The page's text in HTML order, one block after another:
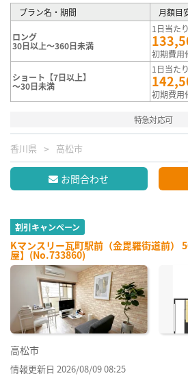
プラン名・期間 月額目
ロング
30日以上～360日未満
1日当た
初期費用
ショート【7日以上】
～30日未満
1日当た
初期費用
特急対応可
香川県 高松市
お問合わせ
割引キャンペーン
Kマンスリー瓦町駅前（金毘羅街道前）
屋】(No.733860)
高松市
情報更新日 2026/08/09 08:25